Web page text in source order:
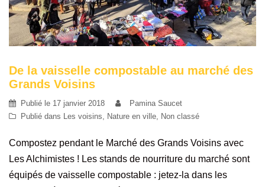
De la vaisselle compostable au marché des
Grands Voisins
Publié le 17 janvier 2018
Pamina Saucet
Publié dans Les voisins Nature en ville Non classé
Compostez pendant le Marché des Grands Voisins avec
Les Alchimistes ! Les stands de nourriture du marché sont
équipés de vaisselle compostable : jetez-la dans les